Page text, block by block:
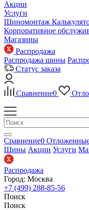
Акции
Услуги
Шиномонтаж
Корпоративное
Магазины
Распродажа
Распродажа шины
Статус заказа
Сравнение0
Сравнение0
Шины Акции Услуги
Распродажа
Город: Москва
+7 (499) 288-85-56
Поиск
Поиск